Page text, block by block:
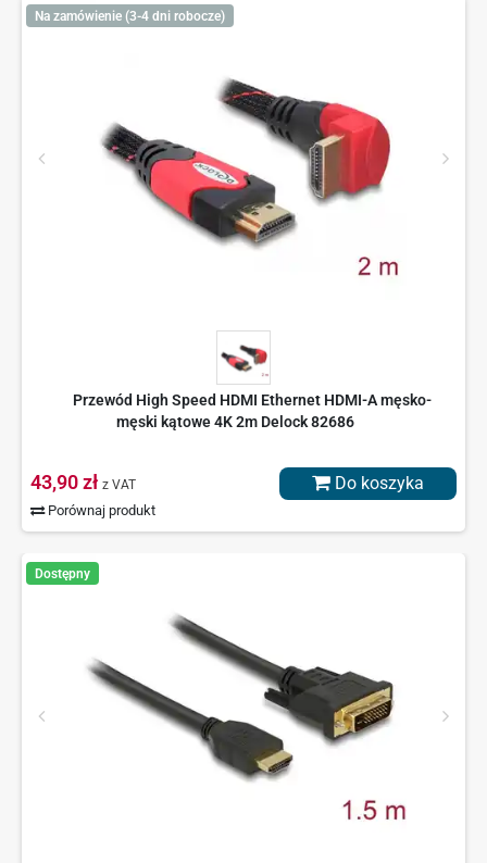
Na zamówienie (3-4 dni robocze)
Przewód High Speed HDMI Ethernet HDMI-A męsko-
męski kątowe 4K 2m Delock 82686
43,90 zł z VAT
Porównaj produkt
Do koszyka
Dostępny